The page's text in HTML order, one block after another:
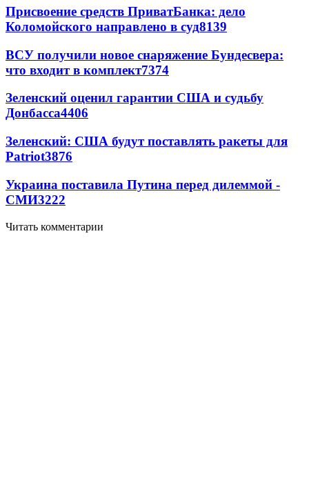
Присвоение средств ПриватБанка: дело
Коломойского направлено в суд8139
ВСУ получили новое снаряжение Бундесвера:
что входит в комплект7374
Зеленский оценил гарантии США и судьбу
Донбасса4406
Зеленский: США будут поставлять ракеты для
Patriot3876
Украина поставила Путина перед дилеммой -
СМИ3222
Читать комментарии